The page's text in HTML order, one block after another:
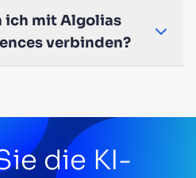
ich mit Algolias
verbinden?
die KI-